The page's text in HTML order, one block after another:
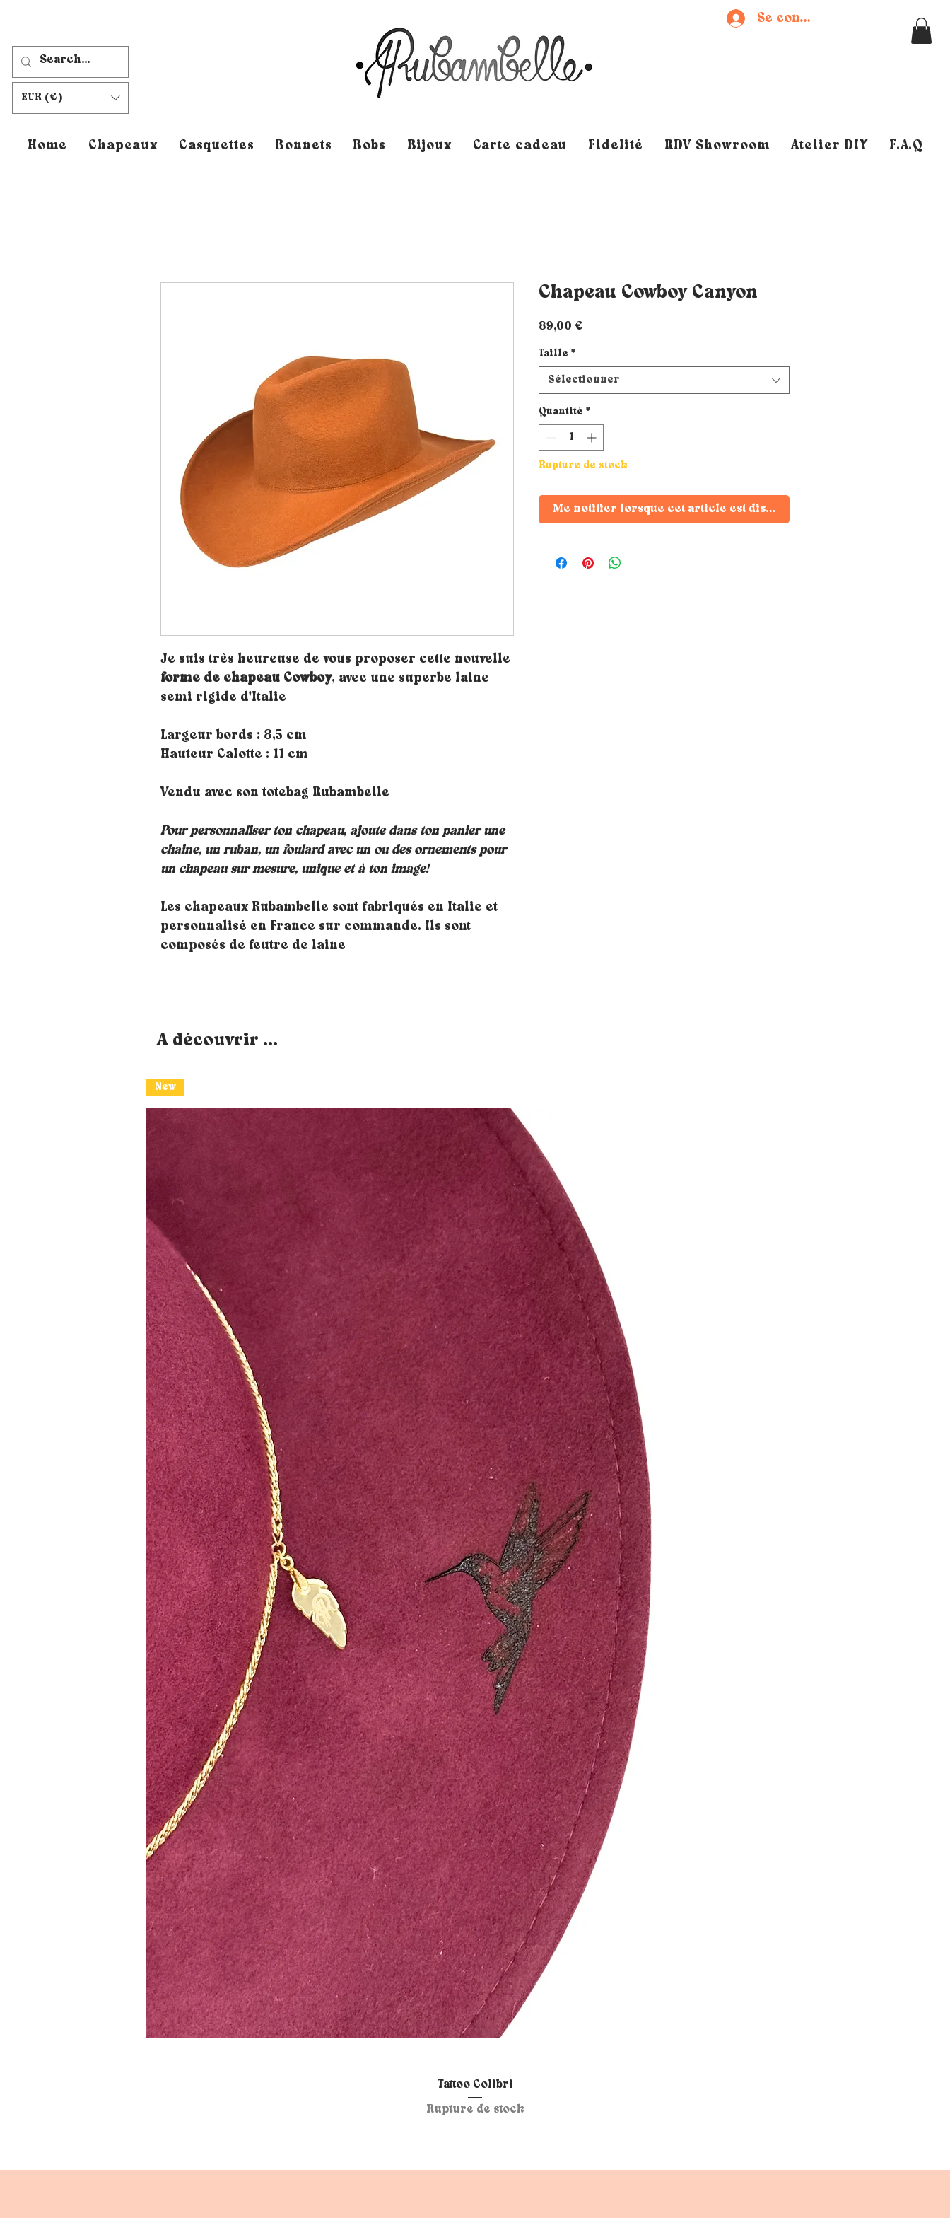
EUR (€)
Se connecter
Home Chapeaux Casquettes Bonnets Bobs Bijoux Carte cadeau Fidelité RDV Showroom Atelier DIY F.A.Q
Je suis très heureuse de vous proposer cette nouvelle
forme de chapeau Cowboy, avec une superbe laine
semi rigide d'Italie
Largeur bords : 8,5 cm
Hauteur Calotte : 11 cm
Vendu avec son totebag Rubambelle
Pour personnaliser ton chapeau, ajoute dans ton panier une
chaine, un ruban, un foulard avec un ou des ornements pour
un chapeau sur mesure, unique et à ton image!
Les chapeaux Rubambelle sont fabriqués en Italie et
personnalisé en France sur commande. Ils sont
composés de feutre de laine
Chapeau Cowboy Canyon
89,00 €
Taille *
Sélectionner
Quantité *
Rupture de stock
Me notifier lorsque cet article est disponible
A découvrir ...
Aperçu rapide
New
Tattoo Colibri
Rupture de stock